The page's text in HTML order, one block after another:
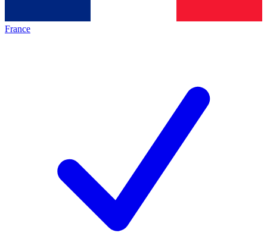
France